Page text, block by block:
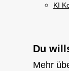
KI
Du
Mehr